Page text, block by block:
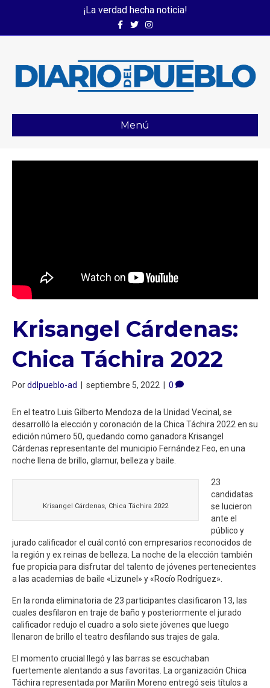
¡La verdad hecha noticia!
FacebookTwitterInstagram
Menú
Krisangel Cárdenas:
Chica Táchira 2022
Porddlpueblo-ad septiembre 5, 2022 0
En el teatro Luis Gilberto Mendoza de la Unidad Vecinal, se
desarrolló la elección y coronación de la Chica Táchira 2022 en su
edición número 50, quedando como ganadora Krisangel
Cárdenas representante del municipio Fernández Feo, en una
noche llena de brillo, glamur, belleza y baile.
Krisangel Cárdenas, Chica Táchira 2022
23
candidatas
se lucieron
ante el
público y
jurado calificador el cuál contó con empresarios reconocidos de
la región y ex reinas de belleza. La noche de la elección también
fue propicia para disfrutar del talento de jóvenes pertenecientes
a las academias de baile «Lizunel» y «Rocío Rodríguez».
En la ronda eliminatoria de 23 participantes clasificaron 13, las
cuales desfilaron en traje de baño y posteriormente el jurado
calificador redujo el cuadro a solo siete jóvenes que luego
llenaron de brillo el teatro desfilando sus trajes de gala.
El momento crucial llegó y las barras se escuchaban
fuertemente alentando a sus favoritas. La organización Chica
Táchira representada por Marilin Moreno entregó seis títulos a